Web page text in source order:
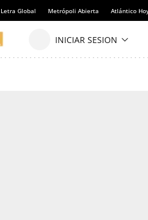
Letra Global Metrópoli Abierta Atlántico